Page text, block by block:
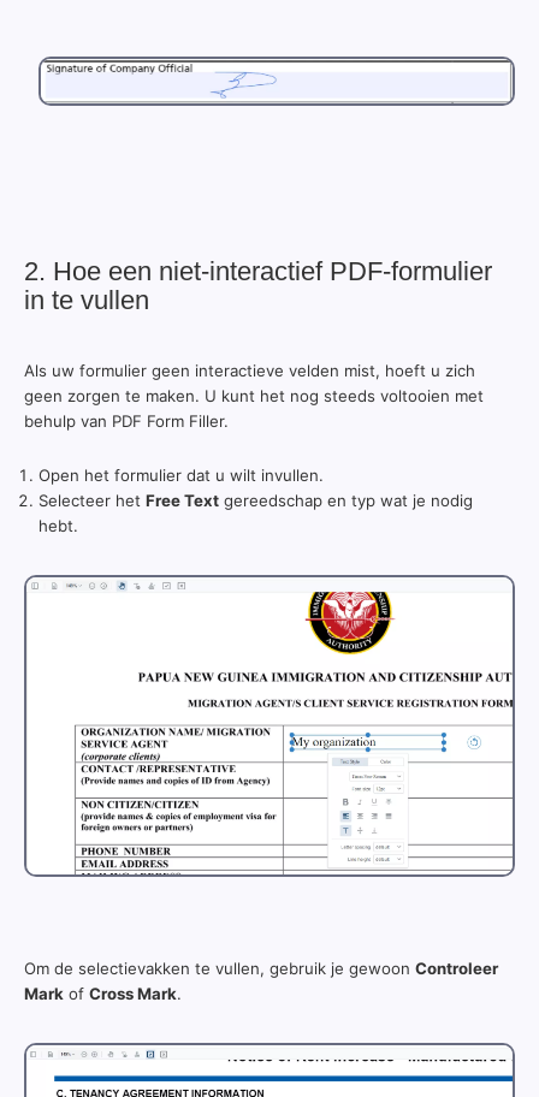
2. Hoe een niet-interactief PDF-formulier
in te vullen
Als uw formulier geen interactieve velden mist, hoeft u zich
geen zorgen te maken. U kunt het nog steeds voltooien met
behulp van PDF Form Filler.
Open het formulier dat u wilt invullen.
Selecteer het Free Text gereedschap en typ wat je nodig
hebt.
Om de selectievakken te vullen, gebruik je gewoon Controleer
Mark of Cross Mark.